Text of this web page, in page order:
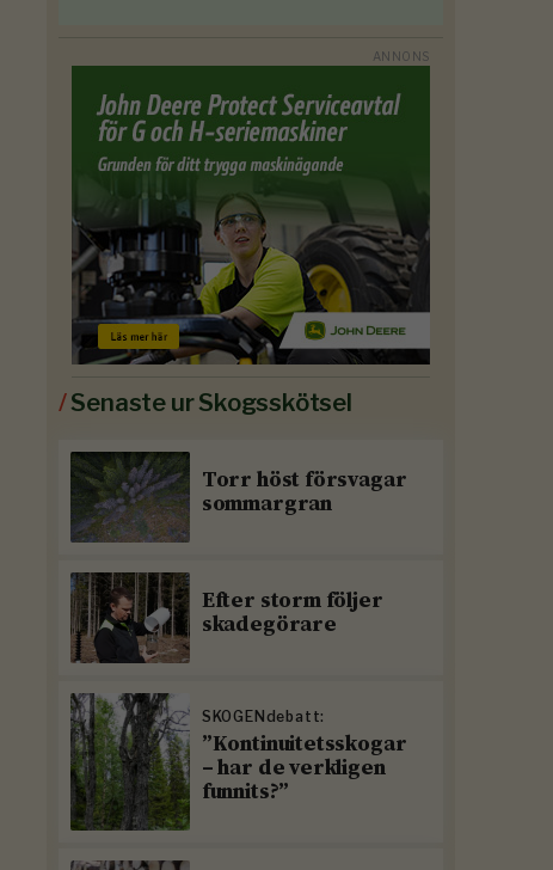
/Senaste ur Skogsskötsel
Torr höst försvagar
sommargran
Efter storm följer
skadegörare
SKOGENdebatt:
”Kontinuitetsskogar
– har de verkligen
funnits?”